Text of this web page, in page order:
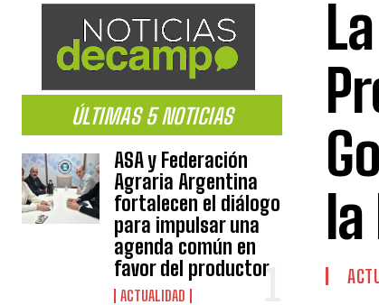
ÚLTIMAS 5 NOTICIAS
ASA y Federación
Agraria Argentina
fortalecen el diálogo
para impulsar una
agenda común en
favor del productor
ACTUALIDAD